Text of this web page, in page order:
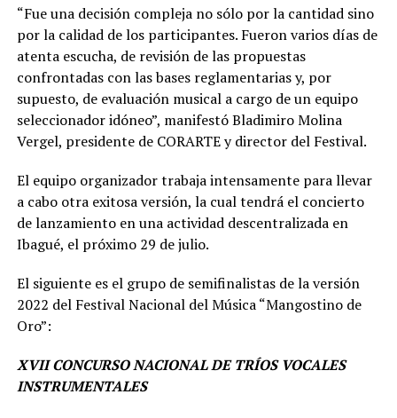
“Fue una decisión compleja no sólo por la cantidad sino
por la calidad de los participantes. Fueron varios días de
atenta escucha, de revisión de las propuestas
confrontadas con las bases reglamentarias y, por
supuesto, de evaluación musical a cargo de un equipo
seleccionador idóneo”, manifestó Bladimiro Molina
Vergel, presidente de CORARTE y director del Festival.
El equipo organizador trabaja intensamente para llevar
a cabo otra exitosa versión, la cual tendrá el concierto
de lanzamiento en una actividad descentralizada en
Ibagué, el próximo 29 de julio.
El siguiente es el grupo de semifinalistas de la versión
2022 del Festival Nacional del Música “Mangostino de
Oro”:
XVII CONCURSO NACIONAL DE TRÍOS VOCALES
INSTRUMENTALES